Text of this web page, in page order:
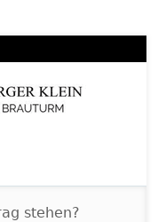
stehen?